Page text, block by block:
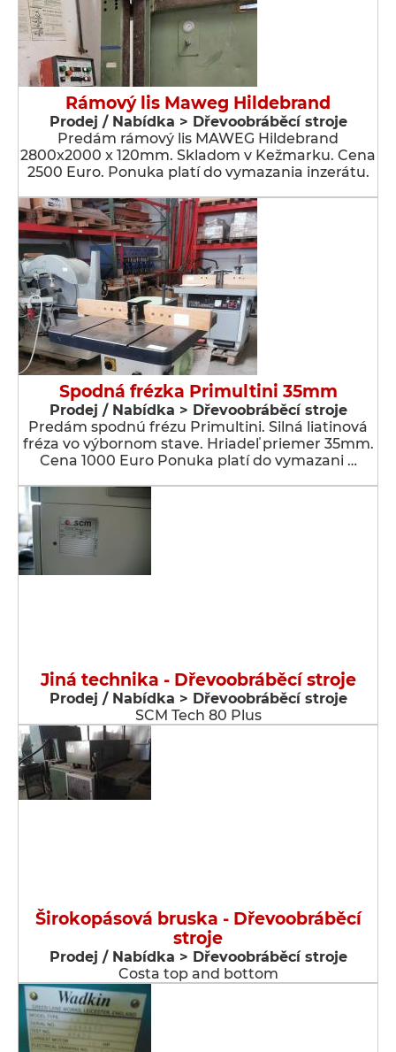
Rámový lis Maweg Hildebrand
Prodej / Nabídka > Dřevoobráběcí stroje
Predám rámový lis MAWEG Hildebrand
2800x2000 x 120mm. Skladom v Kežmarku. Cena
2500 Euro. Ponuka platí do vymazania inzerátu.
Spodná frézka Primultini 35mm
Prodej / Nabídka > Dřevoobráběcí stroje
Predám spodnú frézu Primultini. Silná liatinová
fréza vo výbornom stave. Hriadeľ priemer 35mm.
Cena 1000 Euro Ponuka platí do vymazani …
Jiná technika - Dřevoobráběcí stroje
Prodej / Nabídka > Dřevoobráběcí stroje
SCM Tech 80 Plus
Širokopásová bruska - Dřevoobráběcí
stroje
Prodej / Nabídka > Dřevoobráběcí stroje
Costa top and bottom